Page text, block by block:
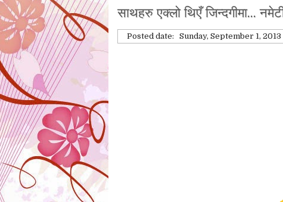
साथहरु एक्लो थिएँ जिन्दगीमा...
Posted date: Sunday, September 1, 2013